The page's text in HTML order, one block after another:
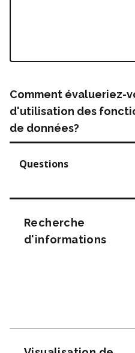
Comment évalueriez-
d'utilisation des
de données?
Questions
Recherche
d'informations